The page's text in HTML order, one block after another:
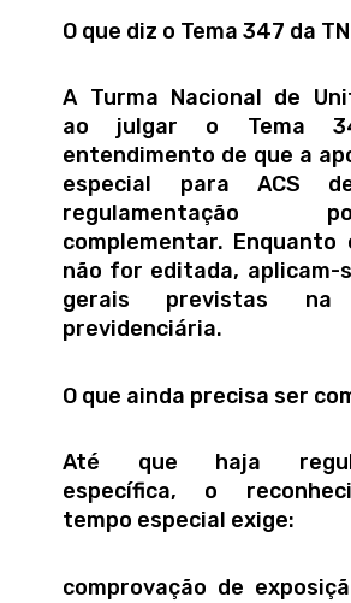
O que diz o Tema 347 da
A Turma Nacional de
ao julgar o Tema
entendimento de que a
especial para ACS
complementar. Enquanto
não for editada, aplicam-
gerais previstas na
previdenciária.
O que ainda precisa ser
Até que haja
específica, o
tempo especial exige:
comprovação de